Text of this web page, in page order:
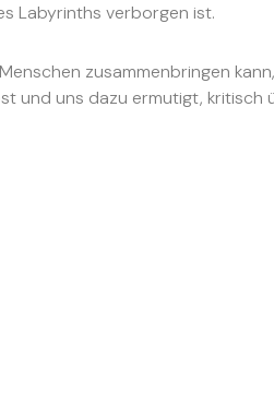
Labyrinths verborgen ist.
zusammenbringen kann,
und uns dazu ermutigt, kritisch